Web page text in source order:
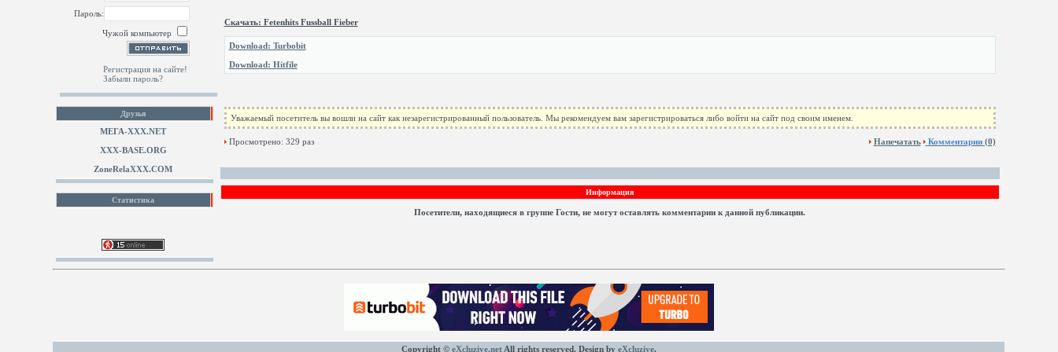
Пароль:
Чужой компьютер
Регистрация на сайте!
Забыли пароль?
Друзья
МЕГА-ХХХ.NET
XXX-BASE.ORG
ZoneRelaXXX.COM
Статистика
Скачать: Fetenhits Fussball Fieber
Download: Turbobit
Download: Hitfile
Уважаемый посетитель вы вошли на сайт как незарегистрированный пользователь. Мы рекомендуем вам зарегистрироваться либо войти на сайт под своим именем.
Просмотрено: 329 раз Напечатать Комментарии(0)
Информация
Посетители, находящиеся в группе Гости, не могут оставлять комментарии к данной публикации.
Copyright © eXcluzive.netAll rights reserved. Design by eXcluzive.